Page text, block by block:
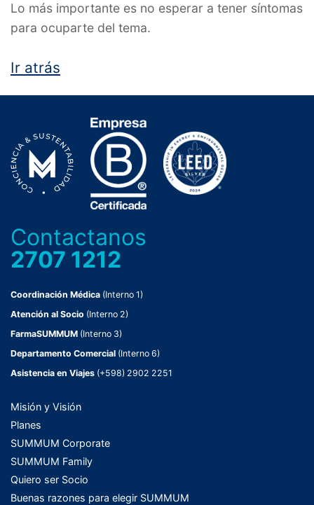
Lo más importante es no esperar a tener síntomas
para ocuparte del tema.
Ir atrás
Contactanos
2707 1212
Coordinación Médica (Interno 1)
Atención al Socio (Interno 2)
FarmaSUMMUM (Interno 3)
Departamento Comercial (Interno 6)
Asistencia en Viajes (+598) 2902 2251
Misión y Visión
Planes
SUMMUM Corporate
SUMMUM Family
Quiero ser Socio
Buenas razones para elegir SUMMUM